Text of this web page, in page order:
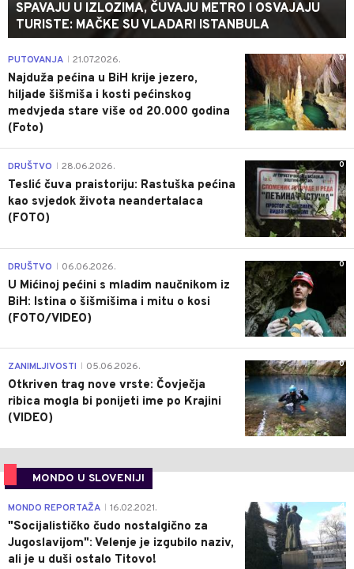
SPAVAJU U IZLOZIMA, ČUVAJU METRO I OSVAJAJU
TURISTE: MAČKE SU VLADARI ISTANBULA
0
PUTOVANJA 21.07.2026.
Najduža pećina u BiH krije jezero,
hiljade šišmiša i kosti pećinskog
medvjeda stare više od 20.000 godina
(Foto)
0
DRUŠTVO 28.06.2026.
Teslić čuva praistoriju: Rastuška pećina
kao svjedok života neandertalaca
(FOTO)
0
DRUŠTVO 06.06.2026.
U Mićinoj pećini s mladim naučnikom iz
BiH: Istina o šišmišima i mitu o kosi
(FOTO/VIDEO)
0
ZANIMLJIVOSTI 05.06.2026.
Otkriven trag nove vrste: Čovječja
ribica mogla bi ponijeti ime po Krajini
(VIDEO)
MONDO U SLOVENIJI
4
MONDO REPORTAŽA 16.02.2021.
"Socijalističko čudo nostalgično za
Jugoslavijom": Velenje je izgubilo naziv,
ali je u duši ostalo Titovo!